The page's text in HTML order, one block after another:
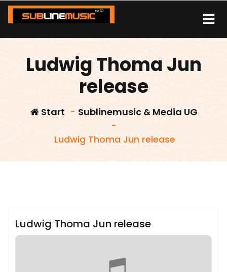
Zum
Inhalt
Ludwig Thoma Jun
release
Start - Sublinemusic & Media UG
-
Ludwig Thoma Jun release
Sublinemusic & Media UG
Ludwig Thoma Jun release